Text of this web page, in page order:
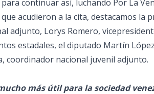
continuar así, luchando Por La
acudieron a la cita, destacamos la
adjunto, Lorys Romero,
estadales, el diputado Martín
coordinador nacional juvenil adjunto.
más útil para la sociedad